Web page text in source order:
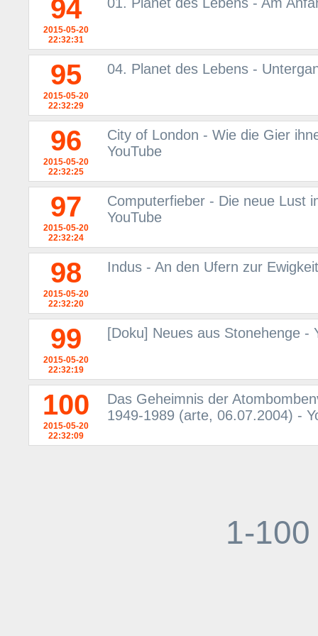
94
2015-05-20
22:32:31
95
2015-05-20
22:32:29
04. Planet des Lebens -
96
2015-05-20
22:32:25
City of London - Wie die Gier
YouTube
97
2015-05-20
22:32:24
Computerfieber - Die neue Lust
YouTube
98
2015-05-20
22:32:20
Indus - An den Ufern zur
99
2015-05-20
22:32:19
[Doku] Neues aus Stonehenge -
100
2015-05-20
22:32:09
Das Geheimnis der
1949-1989 (arte, 06.07.2004) -
1-100